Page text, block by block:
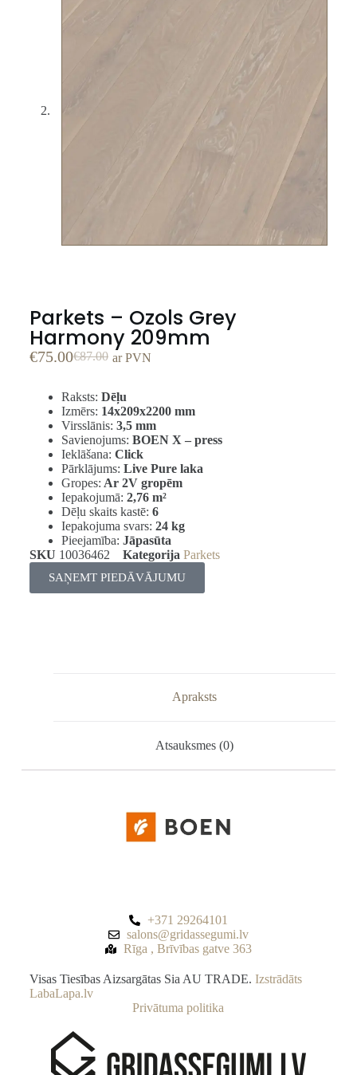
Parkets – Ozols Grey
Harmony 209mm
€87.00
€75.00 ar PVN
Raksts: Dēļu
Izmērs: 14x209x2200 mm
Virsslānis: 3,5 mm
Savienojums: BOEN X – press
Ieklāšana: Click
Pārklājums: Live Pure laka
Gropes: Ar 2V gropēm
Iepakojumā: 2,76 m²
Dēļu skaits kastē: 6
Iepakojuma svars: 24 kg
Pieejamība: Jāpasūta
SKU 10036462 Kategorija Parkets
SAŅEMT PIEDĀVĀJUMU
Apraksts
Atsauksmes (0)
+371 29264101
salons@gridassegumi.lv
Rīga , Brīvības gatve 363
Visas Tiesības Aizsargātas Sia AU TRADE. Izstrādāts
LabaLapa.lv
Privātuma politika